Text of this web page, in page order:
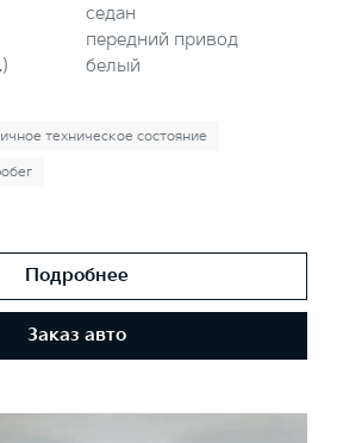
седан
передний привод
белый
техническое состояние
Подробнее
Заказ авто